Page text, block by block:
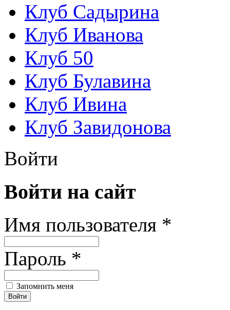
Клуб Садырина
Клуб Иванова
Клуб 50
Клуб Булавина
Клуб Ивина
Клуб Завидонова
Войти
Войти на сайт
Имя пользователя *
Пароль *
Запомнить меня